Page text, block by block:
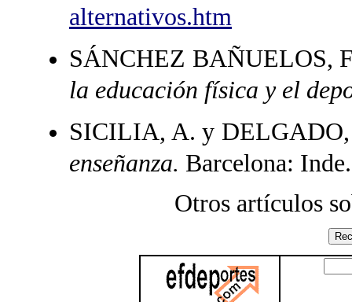
alternativos.htm
SÁNCHEZ BAÑUELOS,
la educación física y el
SICILIA, A. y
enseñanza. Barcelona: Inde.
Otros artículos